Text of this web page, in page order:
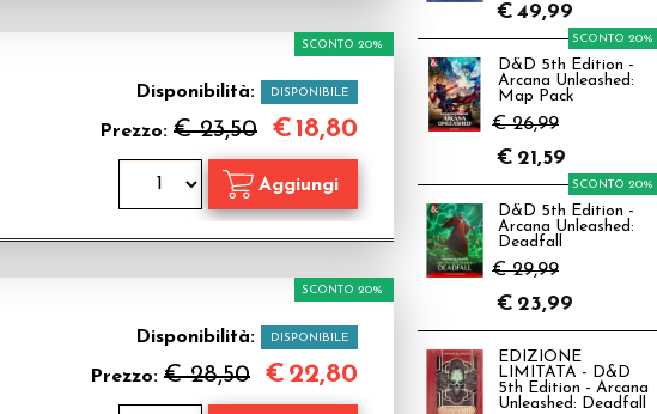
Disponibilità: DISPONIBILE
Prezzo: € 23,50
SCONTO 20%
€18,80
Disponibilità: DISPONIBILE
Prezzo: € 28,50
SCONTO 20%
€ 22,80
€ 49,99
D&D 5th Edition -
Arcana Unleashed:
Map Pack
€ 26,99
SCONTO 20%
€ 21,59
D&D 5th Edition -
Arcana Unleashed:
Deadfall
€ 29,99
SCONTO 20%
€ 23,99
EDIZIONE
LIMITATA - D&D
5th Edition - Arcana
Unleashed: Deadfall